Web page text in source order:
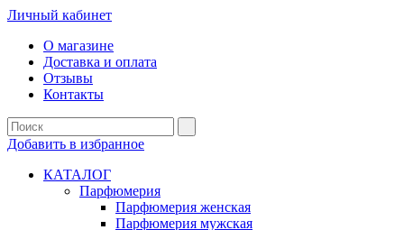
Личный кабинет
О магазине
Доставка и оплата
Отзывы
Контакты
Добавить в избранное
КАТАЛОГ
Парфюмерия
Парфюмерия женская
Парфюмерия мужская